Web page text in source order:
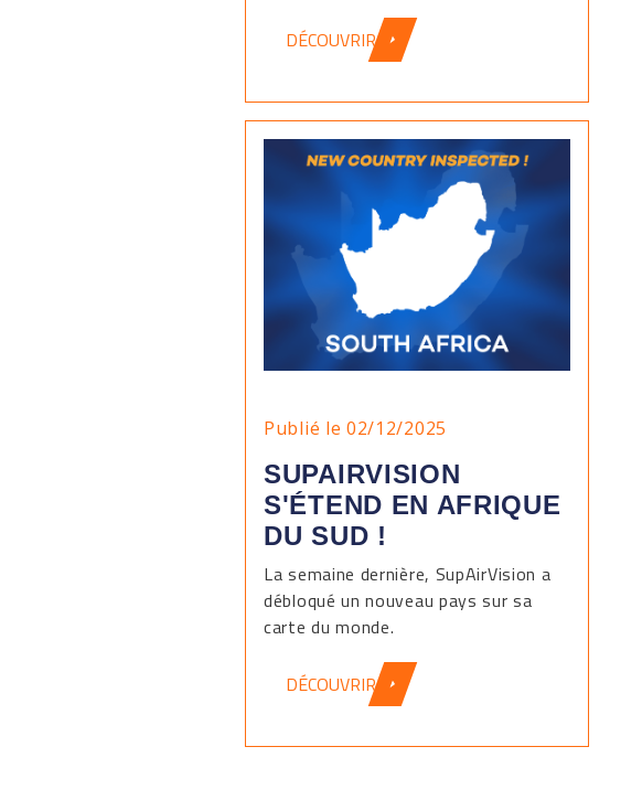
DÉCOUVRIR
Publié le 02/12/2025
SUPAIRVISION
S'ÉTEND EN AFRIQUE
DU SUD !
La semaine dernière, SupAirVision a
débloqué un nouveau pays sur sa
carte du monde.
DÉCOUVRIR